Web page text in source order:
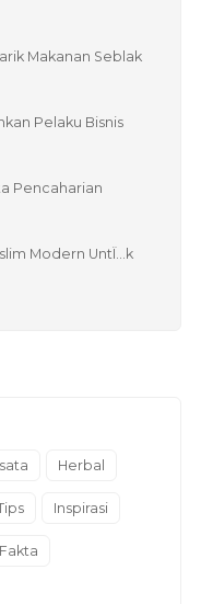
Makanan Seblak
Pelaku Bisnis
Pencaharian
Modern UntÏ…k
Herbal
Inspirasi
Fakta